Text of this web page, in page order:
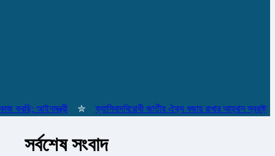
আইনমন্ত্রী ✮ ফ্যাসিবাদবিরোধী জাতীয় ঐক্য বজায় রাখার আহ্বান স্বরাষ্ট্রমন্ত্রীর
সর্বশেষ সংবাদ